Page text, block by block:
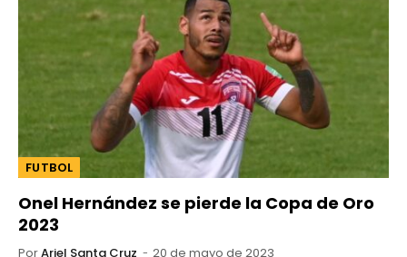
FUTBOL
Onel Hernández se pierde la Copa de Oro
2023
PorAriel Santa Cruz 20 de mayo de 2023